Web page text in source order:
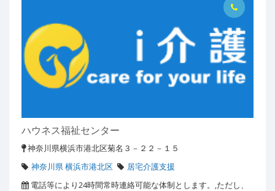
ハウネス福祉センター
神奈川県横浜市港北区菊名３－２２－１５
神奈川県 横浜市港北区
居宅介護支援
電話等により24時間常時連絡可能な体制とします。,ただし、